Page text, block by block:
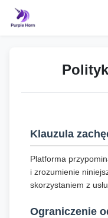
Klauzula
Platforma
i zrozumienie
skorzystaniem z
Ograniczenie